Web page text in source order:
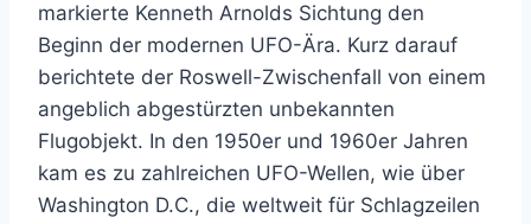
markierte Kenneth Arnolds Sichtung den
Beginn der modernen UFO-Ära. Kurz darauf
berichtete der Roswell-Zwischenfall von einem
angeblich abgestürzten unbekannten
Flugobjekt. In den 1950er und 1960er Jahren
kam es zu zahlreichen UFO-Wellen, wie über
Washington D.C., die weltweit für Schlagzeilen